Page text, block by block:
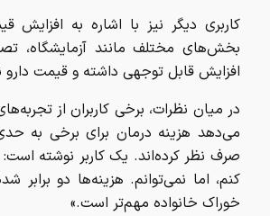
کاربری دیگر نیز با اشاره به
بخش‌های مختلف مانند آزمایشگاه،
افزایش قابل توجهی داشته و قیمت دارو
در میان نظرات، برخی کاربران از
می‌دهد هزینه درمان برای برخی به
صرف نظر کرده‌اند. یک کاربر نوشته
کنم، اما نمی‌توانم. هزینه‌ها دو
خوراک خانواده مهم‌تر است.»